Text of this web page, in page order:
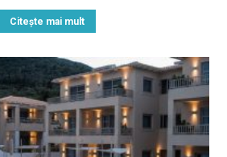
Citește mai mult